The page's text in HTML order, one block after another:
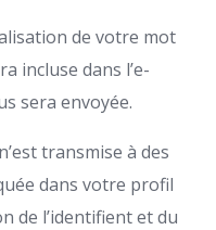
de votre mot
incluse dans l’e-
sera envoyée.
transmise à des
dans votre profil
de l’identifient et du